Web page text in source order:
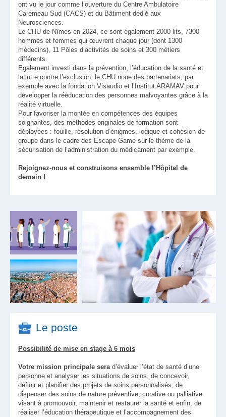
ont vu le jour comme l’ouverture du Centre Ambulatoire
Carémeau Sud (CACS) et du Bâtiment dédié aux
Neurosciences.
Le CHU de Nîmes en 2024, ce sont également 2000 lits, 7300
hommes et femmes qui œuvrent chaque jour (dont 1300
médecins), 11 Pôles d’activités de soins et 300 métiers
différents.
Egalement investi dans la prévention, l’éducation de la santé et
la lutte contre l’exclusion, le CHU noue des partenariats, par
exemple avec la fondation Visaudio et l’Institut ARAMAV pour
développer la rééducation des personnes malvoyantes grâce à la
réalité virtuelle.
Pour favoriser la montée en compétences des équipes
soignantes, des méthodes originales de formation sont
déployées : fouille, résolution d’énigmes, logique et cohésion de
groupe dans le cadre des Escape Game sur le thème de la
sécurisation de l’administration du médicament par exemple.
Rejoignez-nous et construisons ensemble l’Hôpital de
demain !
Le poste
Possibilité de mise en stage à 6 mois
Votre mission principale sera d’évaluer l’état de santé d’une
personne et analyser les situations de soins, de concevoir,
définir et planifier des projets de soins personnalisés, de
dispenser des soins de nature préventive, curative ou palliative
visant à promouvoir, maintenir et restaurer la santé et enfin, de
réaliser l’éducation thérapeutique et l’accompagnement des